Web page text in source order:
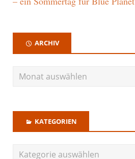
ARCHIV
KATEGORIEN